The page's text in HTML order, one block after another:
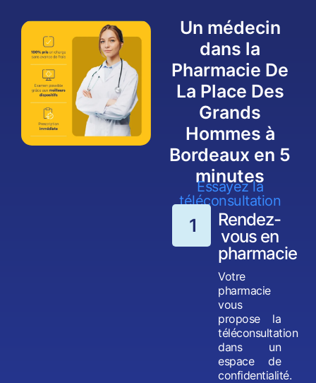
Un médecin
dans la
Pharmacie De
La Place Des
Grands
Hommes à
Bordeaux en 5
minutes
Essayez la
téléconsultation
1
Rendez-
vous en
pharmacie
Votre
pharmacie
vous
propose la
téléconsultation
dans un
espace de
confidentialité.